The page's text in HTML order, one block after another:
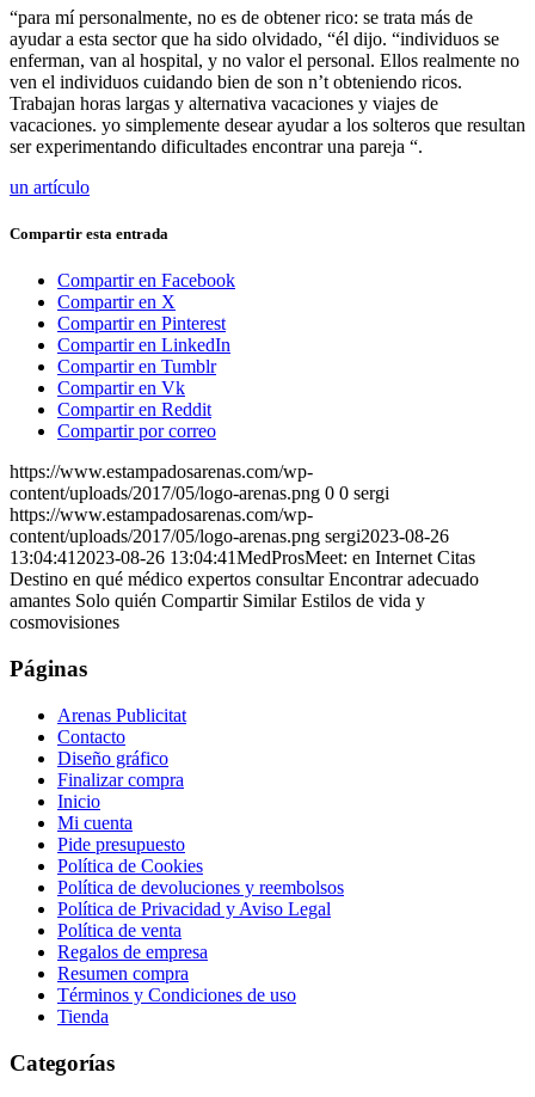
“para mí personalmente, no es de obtener rico: se trata más de
ayudar a esta sector que ha sido olvidado, “él dijo. “individuos se
enferman, van al hospital, y no valor el personal. Ellos realmente no
ven el individuos cuidando bien de son n’t obteniendo ricos.
Trabajan horas largas y alternativa vacaciones y viajes de
vacaciones. yo simplemente desear ayudar a los solteros que resultan
ser experimentando dificultades encontrar una pareja “.
un artículo
Compartir esta entrada
Compartir en Facebook
Compartir en X
Compartir en Pinterest
Compartir en LinkedIn
Compartir en Tumblr
Compartir en Vk
Compartir en Reddit
Compartir por correo
https://www.estampadosarenas.com/wp-
content/uploads/2017/05/logo-arenas.png 0 0 sergi
https://www.estampadosarenas.com/wp-
content/uploads/2017/05/logo-arenas.png sergi2023-08-26
13:04:412023-08-26 13:04:41MedProsMeet: en Internet Citas
Destino en qué médico expertos consultar Encontrar adecuado
amantes Solo quién Compartir Similar Estilos de vida y
cosmovisiones
Páginas
Arenas Publicitat
Contacto
Diseño gráfico
Finalizar compra
Inicio
Mi cuenta
Pide presupuesto
Política de Cookies
Política de devoluciones y reembolsos
Política de Privacidad y Aviso Legal
Política de venta
Regalos de empresa
Resumen compra
Términos y Condiciones de uso
Tienda
Categorías